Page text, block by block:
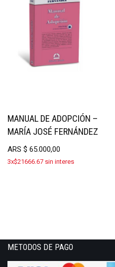
MANUAL DE ADOPCIÓN –
MARÍA JOSÉ FERNÁNDEZ
ARS $ 65.000,00
3x$21666.67 sin interes
METODOS DE PAGO